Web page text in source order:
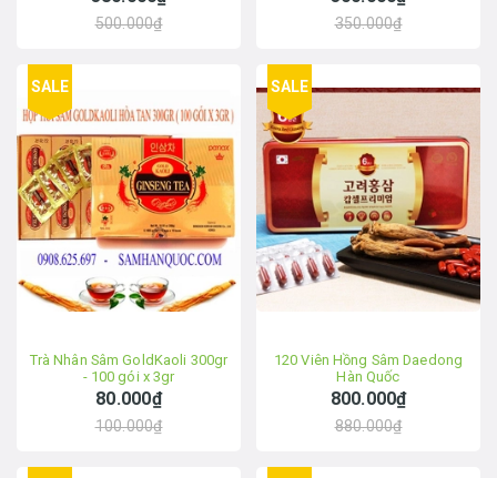
500.000₫ 350.000₫
SALE
Trà Nhân Sâm GoldKaoli 300gr
- 100 gói x 3gr
80.000₫
100.000₫
SALE
120 Viên Hồng Sâm Daedong
Hàn Quốc
800.000₫
880.000₫